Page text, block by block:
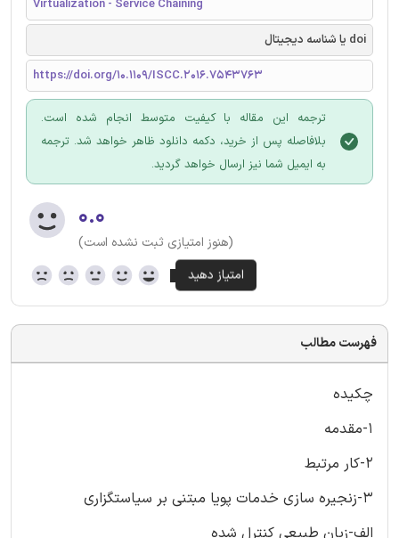
Virtualization - Service Chaining
doi یا شناسه دیجیتال
https://doi.org/10.1109/ISCC.2016.7543763
ترجمه این مقاله با کیفیت متوسط انجام شده است.
بلافاصله پس از خرید، دکمه دانلود ظاهر خواهد شد. ترجمه
به ایمیل شما نیز ارسال خواهد گردید.
۰.۰
(هنوز امتیازی ثبت نشده است)
فهرست مطالب
چکیده
1-مقدمه
2-کار مرتبط
3-زنجیره سازی خدمات پویا مبتنی بر سیاستگزاری
الف-زبان طبیعی کنترل شده